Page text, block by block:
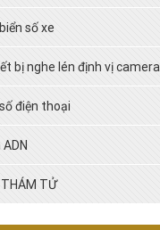
số xe
bị nghe lén định vị camera
điện thoại
THÁM TỬ